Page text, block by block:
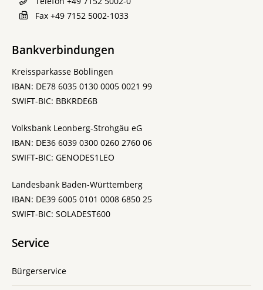
Fax +49 7152 5002-1033
Bankverbindungen
Kreissparkasse Böblingen
IBAN: DE78 6035 0130 0005 0021 99
SWIFT-BIC: BBKRDE6B
Volksbank Leonberg-Strohgäu eG
IBAN: DE36 6039 0300 0260 2760 06
SWIFT-BIC: GENODES1LEO
Landesbank Baden-Württemberg
IBAN: DE39 6005 0101 0008 6850 25
SWIFT-BIC: SOLADEST600
Service
Bürgerservice